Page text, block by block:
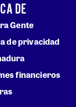
DE
Gente
de privacidad
financieros